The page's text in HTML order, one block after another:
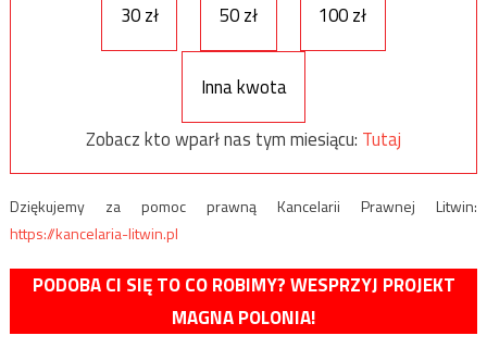
30 zł
50 zł 100 zł
Inna kwota
Zobacz kto wparł nas tym miesiącu: Tutaj
Dziękujemy za pomoc prawną Kancelarii Prawnej Litwin:
https://kancelaria-litwin.pl
PODOBA CI SIĘ TO CO ROBIMY? WESPRZYJ PROJEKT
MAGNA POLONIA!